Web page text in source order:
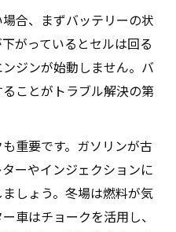
合、まずバッテリーの状
がっているとセルは回る
ジンが始動しません。バ
ことがトラブル解決の第
重要です。ガソリンが古
ーやインジェクションに
しょう。冬場は燃料が気
車はチョークを活用し、